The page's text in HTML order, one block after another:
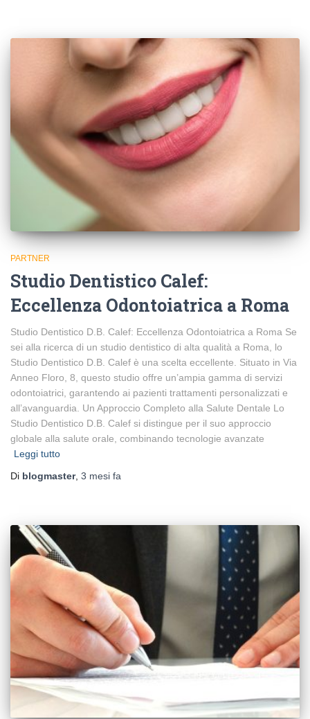
PARTNER
Studio Dentistico Calef:
Eccellenza Odontoiatrica a Roma
Studio Dentistico D.B. Calef: Eccellenza Odontoiatrica a Roma Se
sei alla ricerca di un studio dentistico di alta qualità a Roma, lo
Studio Dentistico D.B. Calef è una scelta eccellente. Situato in Via
Anneo Floro, 8, questo studio offre un’ampia gamma di servizi
odontoiatrici, garantendo ai pazienti trattamenti personalizzati e
all’avanguardia. Un Approccio Completo alla Salute Dentale Lo
Studio Dentistico D.B. Calef si distingue per il suo approccio
globale alla salute orale, combinando tecnologie avanzate
Leggi tutto
Di blogmaster, 3 mesi fa